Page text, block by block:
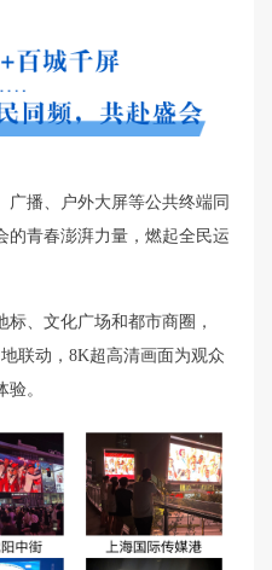
广播、户外大屏等公共终端同
的青春澎湃力量，燃起全民运
标、文化广场和都市商圈，
联动，8K超高清画面为观众
。